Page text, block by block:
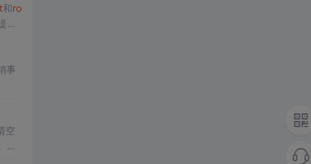
和ro
交
事
空
重